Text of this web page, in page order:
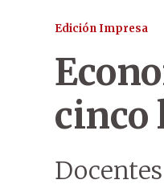
Edición Impresa
cinco